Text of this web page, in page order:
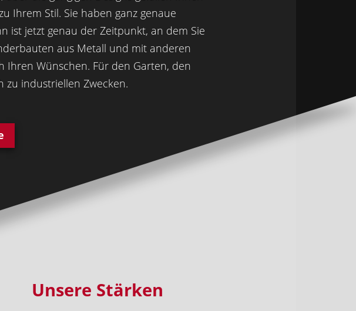
Ihrem Stil. Sie haben ganz genaue
ist jetzt genau der Zeitpunkt, an dem Sie
aus Metall und mit anderen
Wünschen. Für den Garten, den
zu industriellen Zwecken.
Unsere Stärken